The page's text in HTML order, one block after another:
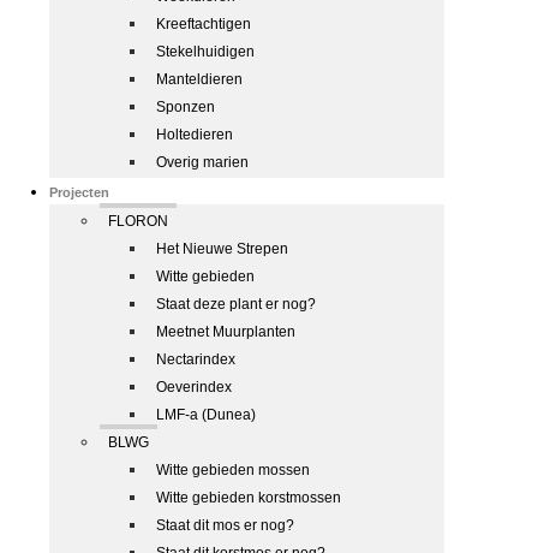
Kreeftachtigen
Stekelhuidigen
Manteldieren
Sponzen
Holtedieren
Overig marien
Projecten
FLORON
Het Nieuwe Strepen
Witte gebieden
Staat deze plant er nog?
Meetnet Muurplanten
Nectarindex
Oeverindex
LMF-a (Dunea)
BLWG
Witte gebieden mossen
Witte gebieden korstmossen
Staat dit mos er nog?